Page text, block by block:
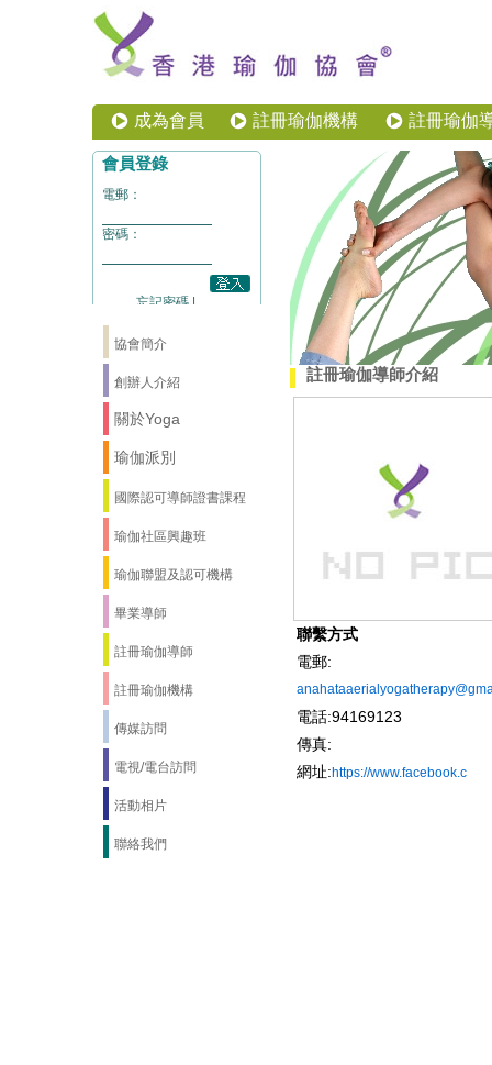
成為會員 註冊瑜伽機構 註冊瑜伽
協會簡介
創辦人介紹
關於Yoga
瑜伽派別
國際認可導師證書課程
瑜伽社區興趣班
瑜伽聯盟及認可機構
畢業導師
註冊瑜伽導師
註冊瑜伽機構
傳媒訪問
電視/電台訪問
活動相片
聯絡我們
註冊瑜伽導師介紹
聯繫方式
電郵:
電話:94169123
傳真:
網址:https://www.facebook.c